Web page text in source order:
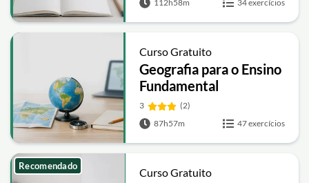
112h58m
34 exercícios
Curso Gratuito
Geografia para o Ensino
Fundamental
3
(2)
87h57m
47 exercícios
Curso Gratuito
Recomendado